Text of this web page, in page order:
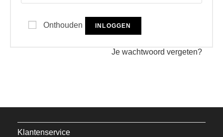
Onthouden INLOGGEN
Je wachtwoord vergeten?
Klantenservice